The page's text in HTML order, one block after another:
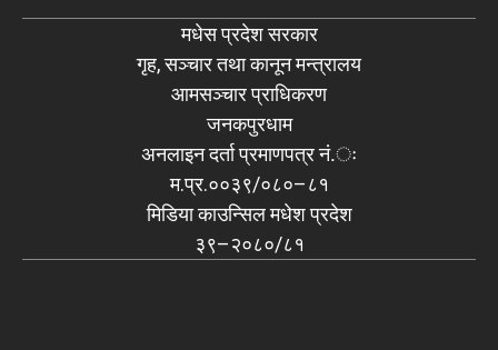
मधेस प्रदेश सरकार
गृह, सञ्चार तथा कानून मन्त्रालय
आमसञ्चार प्राधिकरण
जनकपुरधाम
अनलाइन दर्ता प्रमाणपत्र नं.ः
म.प्र.००३९/०८०–८१
मिडिया काउन्सिल मधेश प्रदेश
३९–२०८०/८१